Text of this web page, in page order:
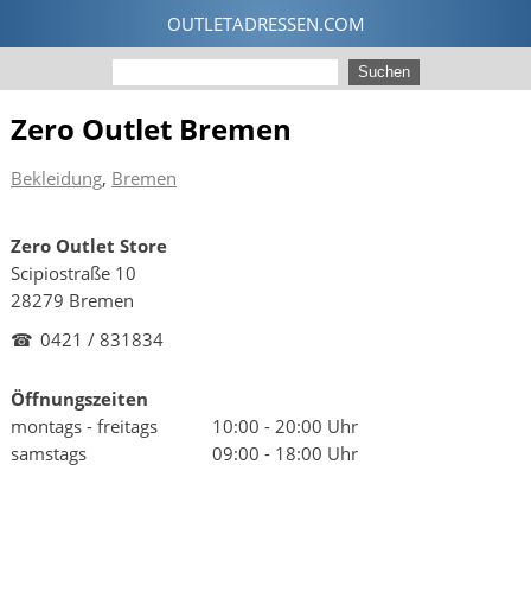
Zero Outlet Bremen
Bekleidung, Bremen
Zero Outlet Store
Scipiostraße 10
28279 Bremen
☎ 0421 / 831834
Öffnungszeiten
montags - freitags
10:00 - 20:00 Uhr
samstags
09:00 - 18:00 Uhr